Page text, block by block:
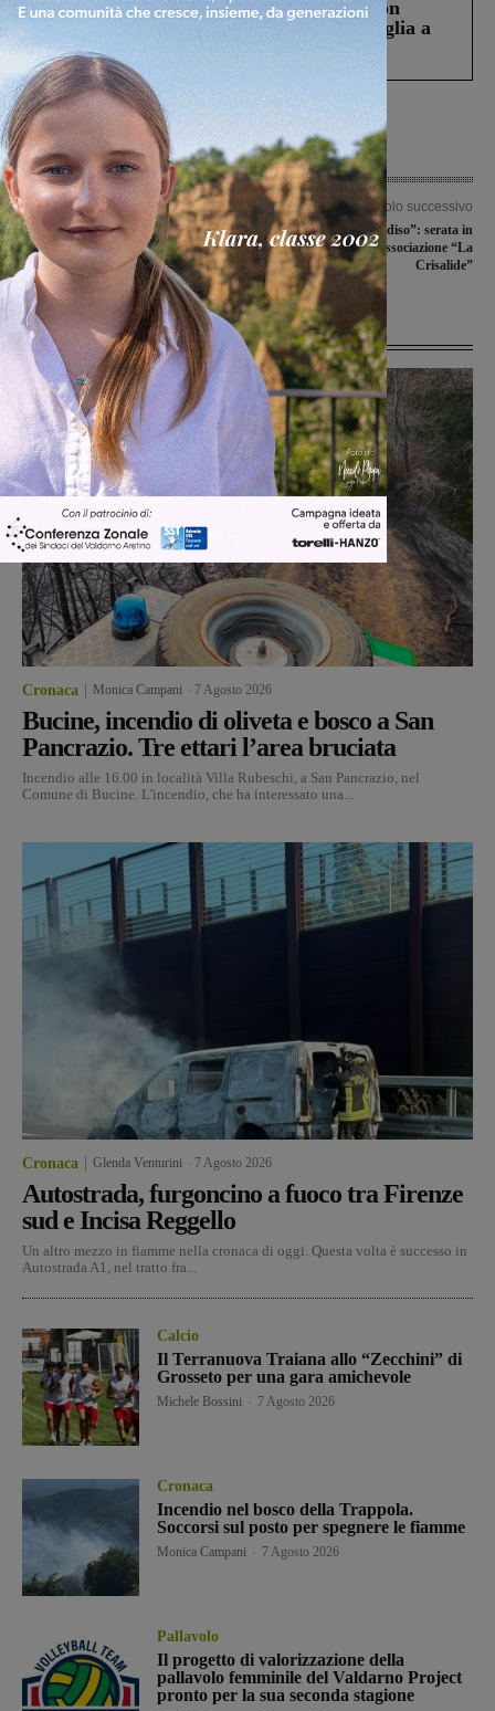
Scomparso da una struttura di Castiglion
Fiorentino l’uomo che aveva ucciso la figlia a
Levane nel 2020
Articolo precedente
Si dimette il vicesindaco Lorenzo
Cursi: le sue deleghe a Laura Ermini.
“Solo motivi professionali”
Articolo successivo
“Un aperitivo in Paradiso”: serata in
favore dell’associazione “La
Crisalide”
Ultime Notizie
Cronaca Monica Campani 7 Agosto 2026
Bucine, incendio di oliveta e bosco a San
Pancrazio. Tre ettari l’area bruciata
Incendio alle 16.00 in località Villa Rubeschi, a San Pancrazio, nel
Comune di Bucine. L'incendio, che ha interessato una...
Cronaca Glenda Venturini 7 Agosto 2026
Autostrada, furgoncino a fuoco tra Firenze
sud e Incisa Reggello
Un altro mezzo in fiamme nella cronaca di oggi. Questa volta è successo in
Autostrada A1, nel tratto fra...
Calcio
Il Terranuova Traiana allo “Zecchini” di
Grosseto per una gara amichevole
Michele Bossini 7 Agosto 2026
Cronaca
Incendio nel bosco della Trappola.
Soccorsi sul posto per spegnere le fiamme
Monica Campani 7 Agosto 2026
Pallavolo
Il progetto di valorizzazione della
pallavolo femminile del Valdarno Project
pronto per la sua seconda stagione